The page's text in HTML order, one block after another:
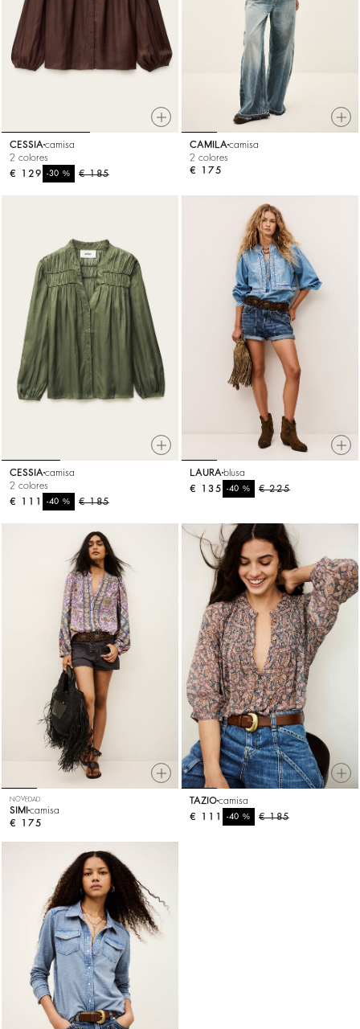
CESSIA camisa
2 colores
€ 185
-30%
€ 129
CAMILA camisa
2 colores
€ 175
CESSIA camisa
2 colores
€ 185
-40%
€ 111
LAURA blusa
€ 225
-40%
€ 135
NOVEDAD
SIMI camisa
€ 175
TAZIOcamisa
€ 185
-40%
€ 111